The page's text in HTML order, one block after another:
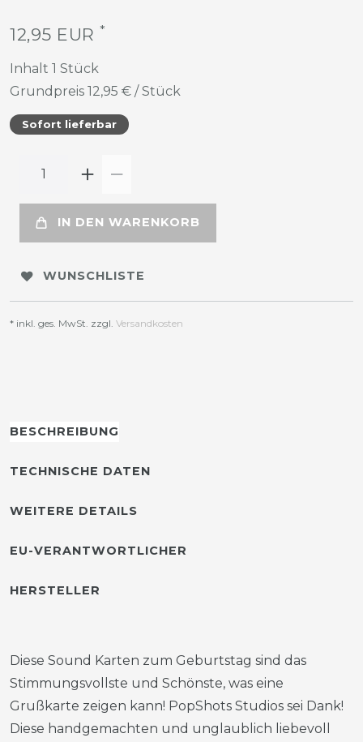
12,95 EUR *
Inhalt 1 Stück
Grundpreis 12,95 € / Stück
Sofort lieferbar
IN DEN WARENKORB
WUNSCHLISTE
* inkl. ges. MwSt. zzgl. Versandkosten
BESCHREIBUNG
TECHNISCHE DATEN
WEITERE DETAILS
EU-VERANTWORTLICHER
HERSTELLER
Diese Sound Karten zum Geburtstag sind das
Stimmungsvollste und Schönste, was eine
Grußkarte zeigen kann! PopShots Studios sei Dank!
Diese handgemachten und unglaublich liebevoll